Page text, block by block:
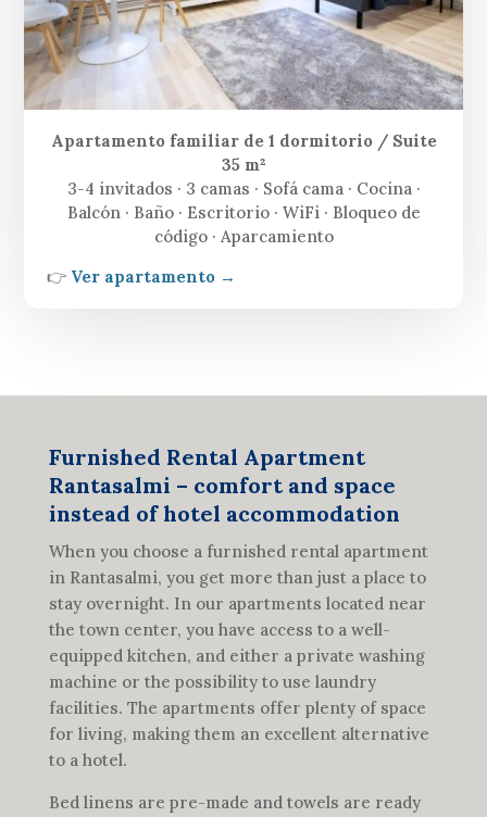
Apartamento familiar de 1 dormitorio / Suite
35 m²
3-4 invitados · 3 camas · Sofá cama · Cocina ·
Balcón · Baño · Escritorio · WiFi · Bloqueo de
código · Aparcamiento
👉 Ver apartamento →
Furnished Rental Apartment
Rantasalmi – comfort and space
instead of hotel accommodation
When you choose a furnished rental apartment
in Rantasalmi, you get more than just a place to
stay overnight. In our apartments located near
the town center, you have access to a well-
equipped kitchen, and either a private washing
machine or the possibility to use laundry
facilities. The apartments offer plenty of space
for living, making them an excellent alternative
to a hotel.
Bed linens are pre-made and towels are ready